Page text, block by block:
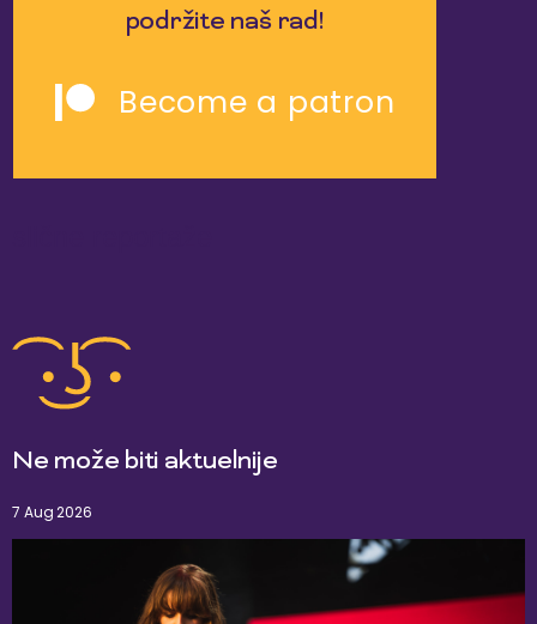
podržite naš rad!
Become a patron
Ne može biti aktuelnije
7 Aug 2026